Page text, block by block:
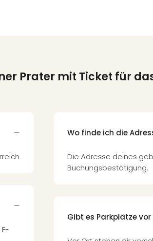
Prater mit Ticket für
Wo finde ich die
Die Adresse deines
Buchungsbestätigung.
Gibt es Parkplätze vor